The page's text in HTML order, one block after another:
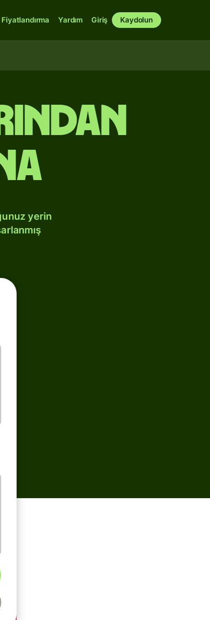
Fiyatlandırma Yardım Giriş Kaydolun
yerin